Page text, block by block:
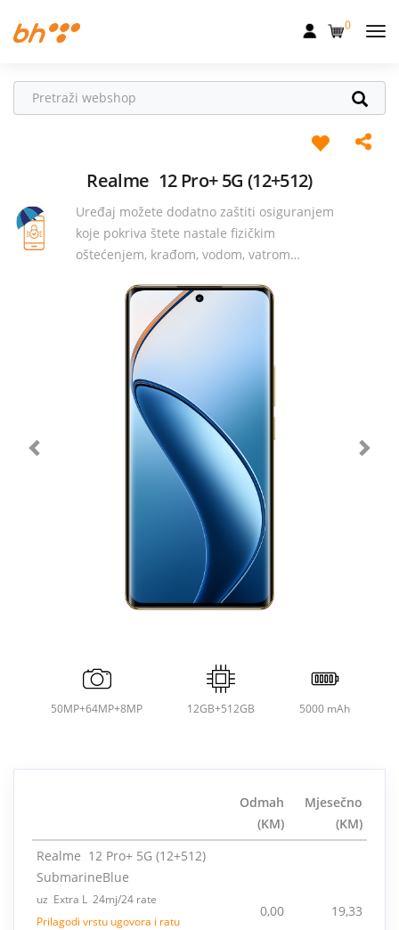
Fiksna
Dom
Uređaji
0
Realme 12 Pro+ 5G (12+512)
Uređaj možete dodatno zaštiti osiguranjem
koje pokriva štete nastale fizičkim
oštećenjem, krađom, vodom, vatrom…
50MP+64MP+8MP 12GB+512GB 5000 mAh
Odmah
(KM)
Mjesečno
(KM)
Realme 12 Pro+ 5G (12+512)
SubmarineBlue
uz Extra L 24mj/24 rate
Prilagodi vrstu ugovora i ratu
0,00 19,33